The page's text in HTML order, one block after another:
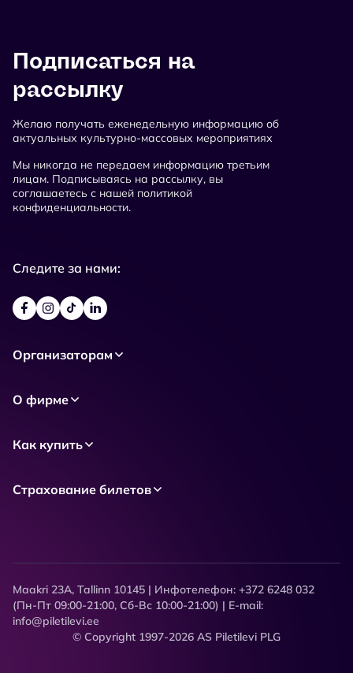
Подписаться на
рассылку
Желаю получать еженедельную информацию об
актуальных культурно-массовых мероприятиях
Мы никогда не передаем информацию третьим
лицам. Подписываясь на рассылку, вы
соглашаетесь с нашей политикой
конфиденциальности.
Следите за нами:
Организаторам
О фирме
Как купить
Страхование билетов
Maakri 23A, Tallinn 10145 | Инфотелефон: +372 6248 032
(Пн-Пт 09:00-21:00, Сб-Вс 10:00-21:00) | E-mail:
info@piletilevi.ee
© Copyright 1997-2026 AS Piletilevi PLG